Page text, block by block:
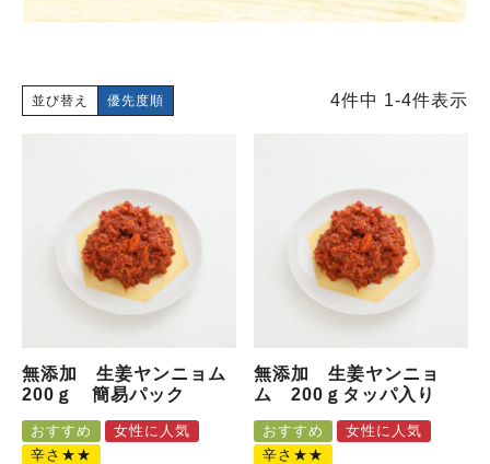
並び替え 優先度順 4件中 1-4件表示
無添加 生姜ヤンニョム
200ｇ 簡易パック
おすすめ
女性に人気
辛さ★★
無添加 生姜ヤンニョ
ム 200ｇタッパ入り
おすすめ
女性に人気
辛さ★★